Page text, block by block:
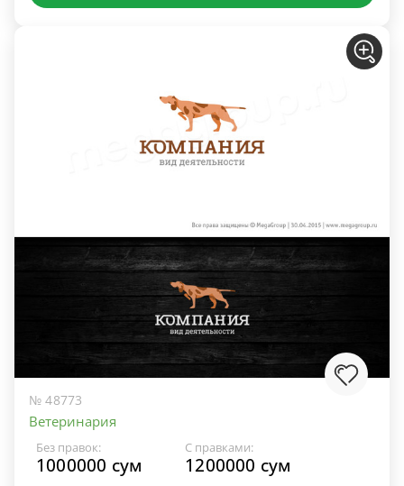
№ 48773
Ветеринария
Без правок:
1000000 сум
С правками:
1200000 сум